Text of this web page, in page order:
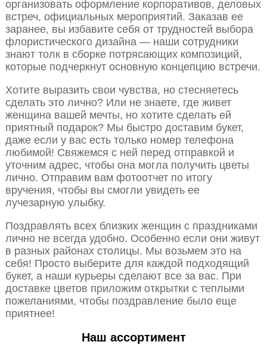
организовать оформление корпоративов, деловых
встреч, официальных мероприятий. Заказав ее
заранее, вы избавите себя от трудностей выбора
флористического дизайна — наши сотрудники
знают толк в сборке потрясающих композиций,
которые подчеркнут основную концепцию встречи.
Хотите выразить свои чувства, но стесняетесь
сделать это лично? Или не знаете, где живет
женщина вашей мечты, но хотите сделать ей
приятный подарок? Мы быстро доставим букет,
даже если у вас есть только номер телефона
любимой! Свяжемся с ней перед отправкой и
уточним адрес, чтобы она могла получить цветы
лично. Отправим вам фотоотчет по итогу
вручения, чтобы вы смогли увидеть ее
лучезарную улыбку.
Поздравлять всех близких женщин с праздниками
лично не всегда удобно. Особенно если они живут
в разных районах столицы. Мы возьмем это на
себя! Просто выберите для каждой подходящий
букет, а наши курьеры сделают все за вас. При
доставке цветов приложим открытки с теплыми
пожеланиями, чтобы поздравление было еще
приятнее!
Наш ассортимент